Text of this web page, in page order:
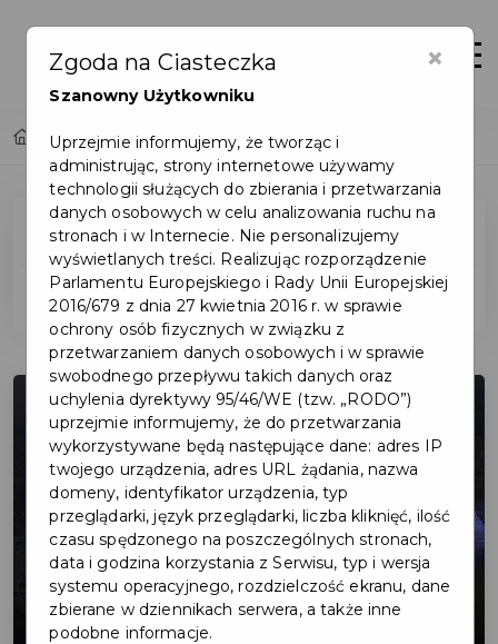
Home Fundusze
Fundusze UE
Fundusze PL
×
Zgoda na Ciasteczka
Szanowny Użytkowniku
Uprzejmie informujemy, że tworząc i
administrując, strony internetowe używamy
technologii służących do zbierania i przetwarzania
danych osobowych w celu analizowania ruchu na
stronach i w Internecie. Nie personalizujemy
wyświetlanych treści. Realizując rozporządzenie
Parlamentu Europejskiego i Rady Unii Europejskiej
2016/679 z dnia 27 kwietnia 2016 r. w sprawie
ochrony osób fizycznych w związku z
przetwarzaniem danych osobowych i w sprawie
swobodnego przepływu takich danych oraz
uchylenia dyrektywy 95/46/WE (tzw. „RODO”)
uprzejmie informujemy, że do przetwarzania
wykorzystywane będą następujące dane: adres IP
twojego urządzenia, adres URL żądania, nazwa
domeny, identyfikator urządzenia, typ
przeglądarki, język przeglądarki, liczba kliknięć, ilość
czasu spędzonego na poszczególnych stronach,
data i godzina korzystania z Serwisu, typ i wersja
systemu operacyjnego, rozdzielczość ekranu, dane
zbierane w dziennikach serwera, a także inne
podobne informacje.